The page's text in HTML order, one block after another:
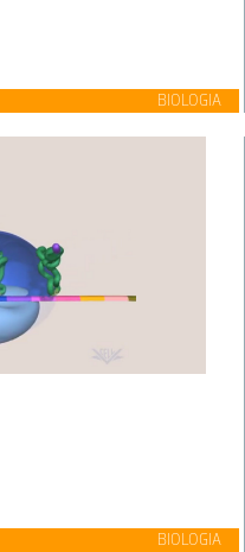
BIOLOGIA
BIOLOGIA